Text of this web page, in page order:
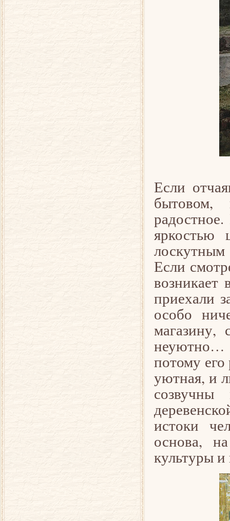
Если
бытовом,
яркостью
Если
возникает
приехали
особо
магазину,
неуютно…
потому
уютная, и
истоки
основа,
культуры и